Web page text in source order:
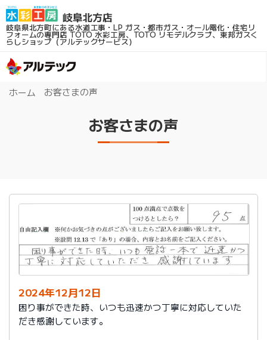
岐阜県北方町にある水道工事・LP ガス・都市ガス・オール電化・住宅リ
フォームの専門店TOTO 水彩工房、TOTO リモデルクラブ、東邦ガスく
らしショップ（アルテックサービス）
ホーム お客さまの声
お客さまの声
2024年12月12日
困り事ができた時、いつも迅速かつ丁寧に対応していた
だき感謝しています。